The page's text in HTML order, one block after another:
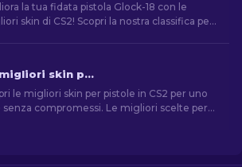
la tua fidata pistola Glock-18 con le
skin di CS2! Scopri la nostra classifica per
Le migliori skin per pistola in CS2 [2026]
le migliori skin per pistole in CS2 per uno
senza compromessi. Le migliori scelte per